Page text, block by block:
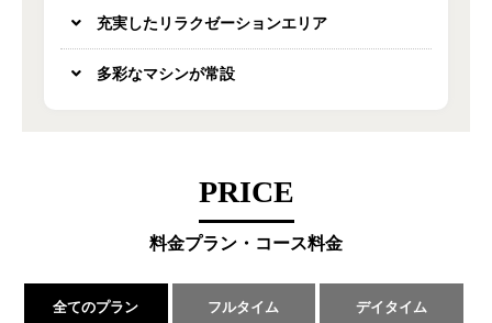
充実したリラクゼーションエリア
多彩なマシンが常設
PRICE
料金プラン・コース料金
全てのプラン フルタイム デイタイム